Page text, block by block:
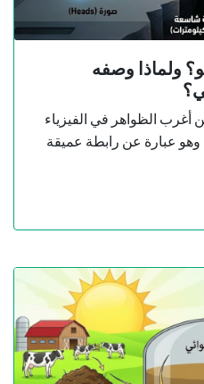
ولماذا وصفه
أغرب الظواهر في الفيزياء
وهو عبارة عن رابطة عميقة